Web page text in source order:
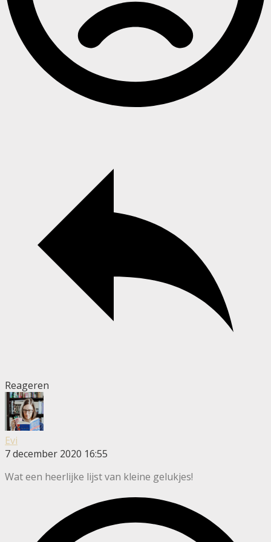
Reageren
Evi
7 december 2020 16:55
Wat een heerlijke lijst van kleine gelukjes!